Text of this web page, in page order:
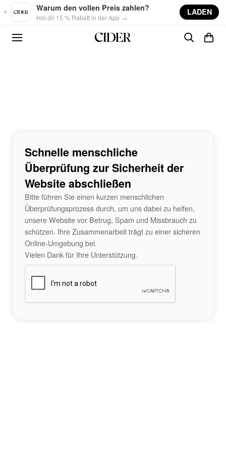
Skip to main content
Warum den vollen Preis zahlen?
Hol dir 15 % Rabatt in der App →
LADEN
Schnelle menschliche
Überprüfung zur Sicherheit der
Website abschließen
Bitte führen Sie einen kurzen menschlichen
Überprüfungsprozess durch, um uns dabei zu helfen,
unsere Website vor Betrug, Spam und Missbrauch zu
schützen. Ihre Zusammenarbeit trägt zu einer sicheren
Online-Umgebung bei.
Vielen Dank für Ihre Unterstützung.